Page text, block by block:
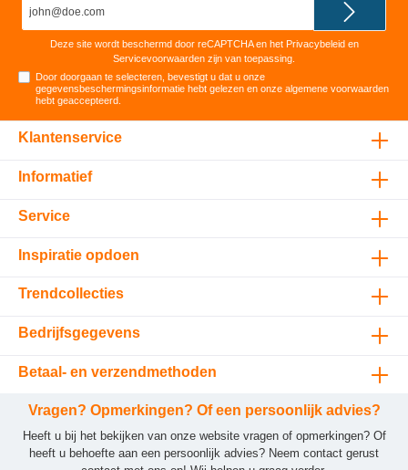
Deze site wordt beschermd door reCAPTCHA en het Privacybeleiden
Servicevoorwaarden zijn van toepassing.
Door doorgaan te selecteren, bevestigt u dat u onze
gegevensbeschermingsinformatie hebt gelezen en onzealgemene voorwaarden
hebt geaccepteerd
Klantenservice
Informatief
Service
Inspiratie opdoen
Trendcollecties
Bedrijfsgegevens
Betaal- en verzendmethoden
Vragen? Opmerkingen? Of een persoonlijk advies?
Heeft u bij het bekijken van onze website vragen of opmerkingen? Of
heeft u behoefte aan een persoonlijk advies? Neem contact gerust